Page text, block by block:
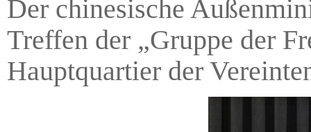
Der chinesische
Treffen der „Gruppe der
Hauptquartier der